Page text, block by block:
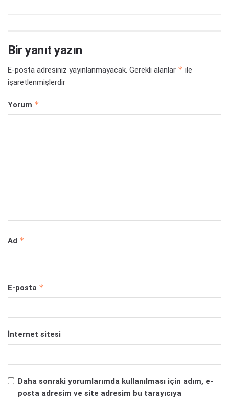
Bir yanıt yazın
E-posta adresiniz yayınlanmayacak. Gerekli alanlar * ile
işaretlenmişlerdir
Yorum *
Ad *
E-posta *
İnternet sitesi
Daha sonraki yorumlarımda kullanılması için adım, e-
posta adresim ve site adresim bu tarayıcıya